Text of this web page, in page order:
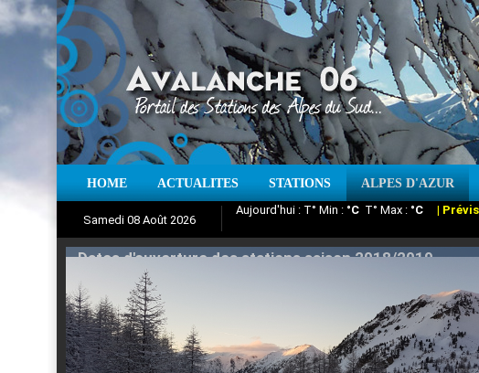
HOME ACTUALITES STATIONS ALPES D'AZUR
Samedi 08 Août 2026 Iso à 0° : Vent :